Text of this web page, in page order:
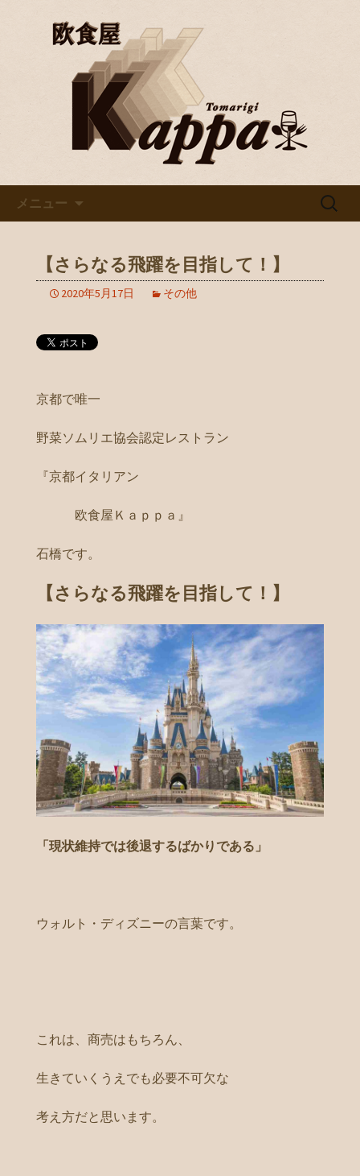
京都・烏丸のイタリアンバル
「欧食屋Kappa」
楽しむならバル「欧食屋Kappa」。野
菜ソムリエの資格を持つオーナーの作
るイタリアンは絶品。ワインブッフェ
などもありカウンターで１人飲みもグ
ループでのご利用も歓迎です。
メニュー
検
【さらなる飛躍を目指して！】
2020年5月17日 その他
京都で唯一
野菜ソムリエ協会認定レストラン
『京都イタリアン
欧食屋Ｋａｐｐａ』
石橋です。
【さらなる飛躍を目指して！】
「現状維持では後退するばかりである」
ウォルト・ディズニーの言葉です。
これは、商売はもちろん、
生きていくうえでも必要不可欠な
考え方だと思います。